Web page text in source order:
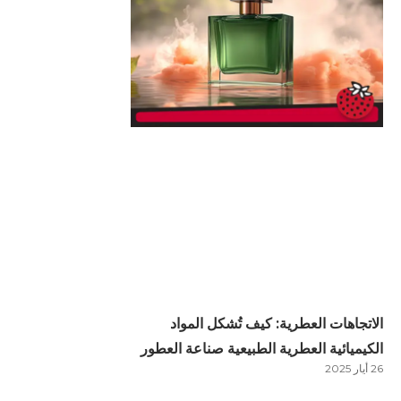
الاتجاهات العطرية: كيف تُشكل المواد
الكيميائية العطرية الطبيعية صناعة العطور
26 أيار 2025